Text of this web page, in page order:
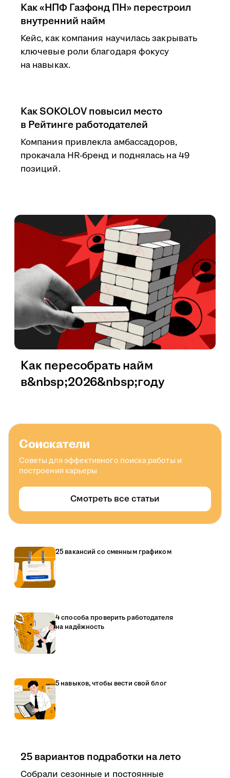
Как «НПФ Газфонд ПН» перестроил
внутренний найм
Кейс, как компания научилась закрывать
ключевые роли благодаря фокусу
на навыках.
Как SOKOLOV повысил место
в Рейтинге работодателей
Компания привлекла амбассадоров,
прокачала HR-бренд и поднялась на 49
позиций.
Как пересобрать найм
в&nbsp;2026&nbsp;году
Соискатели
Советы для эффективного поиска работы и
построения карьеры
Смотреть все статьи
25 вакансий со сменным графиком
4 способа проверить работодателя
на надёжность
5 навыков, чтобы вести свой блог
25 вариантов подработки на лето
Собрали сезонные и постоянные